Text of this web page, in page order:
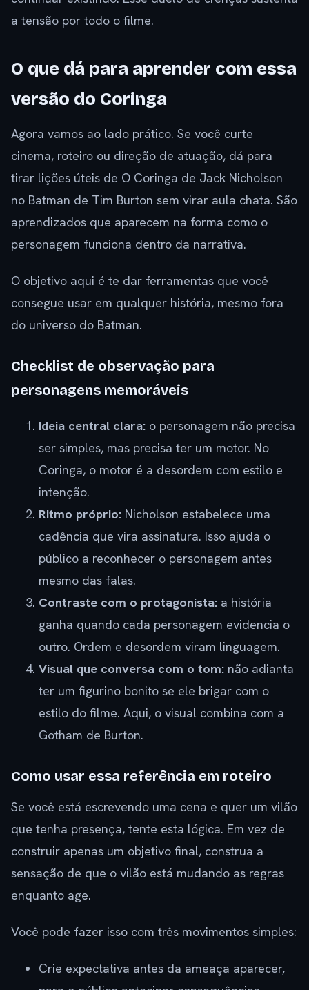
a tensão por todo o filme.
O que dá para aprender com essa
versão do Coringa
Agora vamos ao lado prático. Se você curte
cinema, roteiro ou direção de atuação, dá para
tirar lições úteis de O Coringa de Jack Nicholson
no Batman de Tim Burton sem virar aula chata. São
aprendizados que aparecem na forma como o
personagem funciona dentro da narrativa.
O objetivo aqui é te dar ferramentas que você
consegue usar em qualquer história, mesmo fora
do universo do Batman.
Checklist de observação para
personagens memoráveis
Ideia central clara: o personagem não precisa
ser simples, mas precisa ter um motor. No
Coringa, o motor é a desordem com estilo e
intenção.
Ritmo próprio: Nicholson estabelece uma
cadência que vira assinatura. Isso ajuda o
público a reconhecer o personagem antes
mesmo das falas.
Contraste com o protagonista: a história
ganha quando cada personagem evidencia o
outro. Ordem e desordem viram linguagem.
Visual que conversa com o tom: não adianta
ter um figurino bonito se ele brigar com o
estilo do filme. Aqui, o visual combina com a
Gotham de Burton.
Como usar essa referência em roteiro
Se você está escrevendo uma cena e quer um vilão
que tenha presença, tente esta lógica. Em vez de
construir apenas um objetivo final, construa a
sensação de que o vilão está mudando as regras
enquanto age.
Você pode fazer isso com três movimentos simples:
Crie expectativa antes da ameaça aparecer,